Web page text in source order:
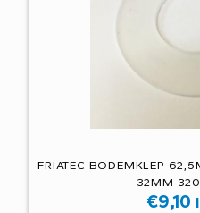
FRIATEC BODEMKLEP
32MM
€9,10